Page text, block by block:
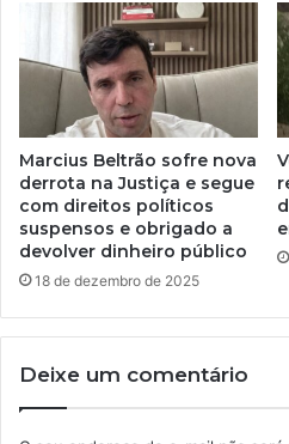
Marcius Beltrão sofre nova
derrota na Justiça e segue
com direitos políticos
suspensos e obrigado a
devolver dinheiro público
18 de dezembro de 2025
Deixe um comentário